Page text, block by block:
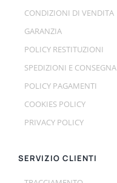
CONDIZIONI DI VENDITA
GARANZIA
POLICY RESTITUZIONI
SPEDIZIONI E CONSEGNA
POLICY PAGAMENTI
COOKIES POLICY
PRIVACY POLICY
SERVIZIO CLIENTI